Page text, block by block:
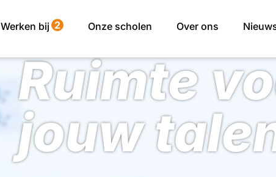
Werken bij 2 Onze scholen Over ons
Ruimte
jouw